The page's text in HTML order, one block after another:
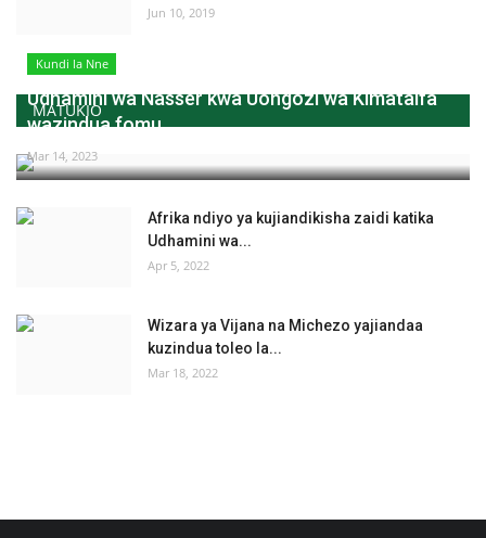
Jun 10, 2019
MATUKIO
Kundi la Nne
Udhamini wa Nasser kwa Uongozi wa Kimataifa
wazindua fomu...
Mar 14, 2023
Afrika ndiyo ya kujiandikisha zaidi katika
Udhamini wa...
Apr 5, 2022
Wizara ya Vijana na Michezo yajiandaa
kuzindua toleo la...
Mar 18, 2022